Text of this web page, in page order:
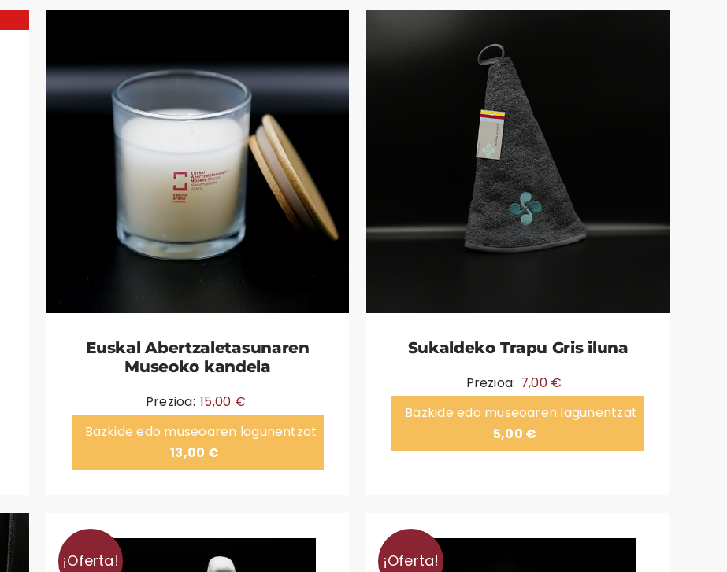
Euskal Abertzaletasunaren
Museoko kandela
Prezioa: 15,00 €
Bazkide edo museoaren lagunentzat
13,00 €
Sukaldeko Trapu Gris iluna
Prezioa: 7,00 €
Bazkide edo museoaren lagunentzat
5,00 €
¡Oferta! ¡Oferta!